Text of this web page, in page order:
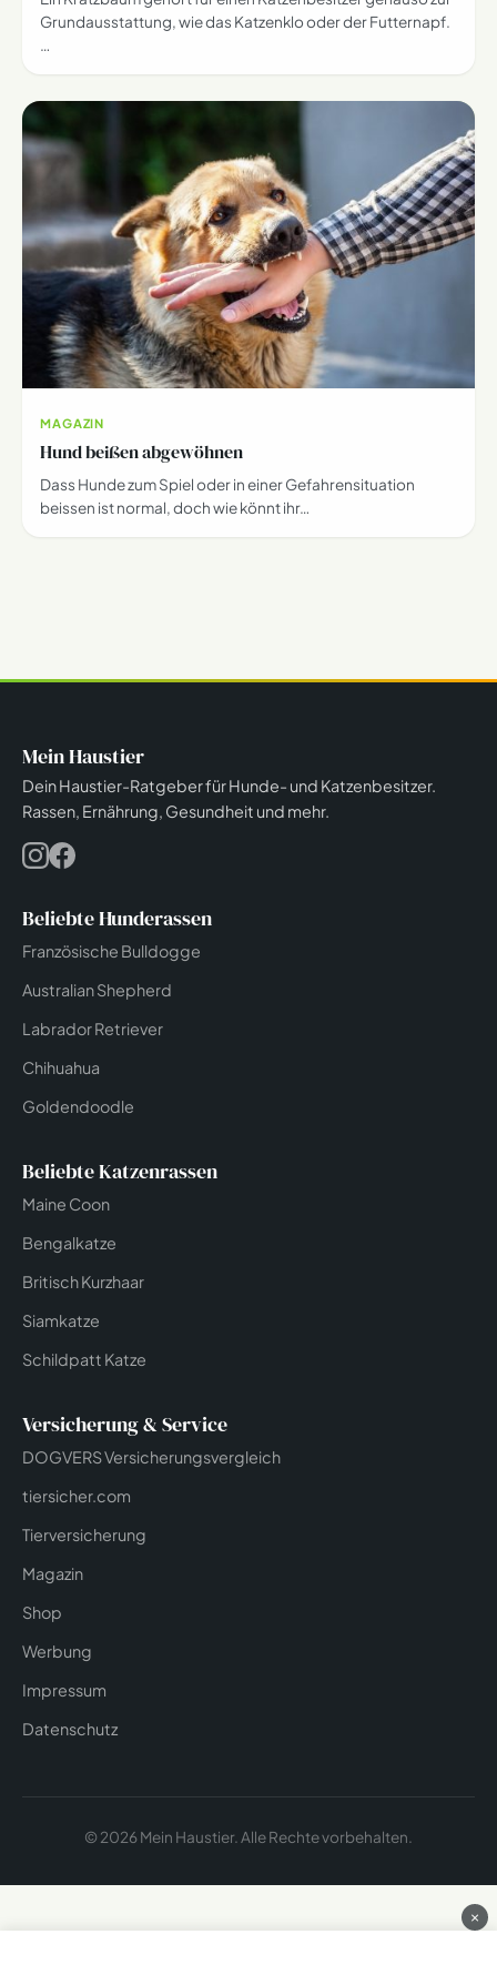
Grundausstattung, wie das Katzenklo oder der Futternapf.
…
MAGAZIN
Hund beißen abgewöhnen
Dass Hunde zum Spiel oder in einer Gefahrensituation
beissen ist normal, doch wie könnt ihr…
Mein Haustier
Dein Haustier-Ratgeber für Hunde- und Katzenbesitzer.
Rassen, Ernährung, Gesundheit und mehr.
Beliebte Hunderassen
Französische Bulldogge
Australian Shepherd
Labrador Retriever
Chihuahua
Goldendoodle
Beliebte Katzenrassen
Maine Coon
Bengalkatze
Britisch Kurzhaar
Siamkatze
Schildpatt Katze
Versicherung & Service
DOGVERS Versicherungsvergleich
tiersicher.com
Tierversicherung
Magazin
Shop
Werbung
Impressum
Datenschutz
© 2026 Mein Haustier. Alle Rechte vorbehalten.
×